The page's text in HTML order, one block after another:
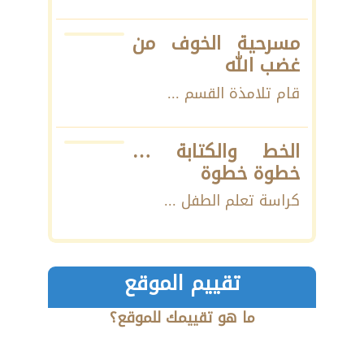
مسرحية الخوف من
غضب الله
قام تلامذة القسم ...
الخط والكتابة …
خطوة خطوة
كراسة تعلم الطفل ...
تقييم الموقع
ما هو تقييمك للموقع؟